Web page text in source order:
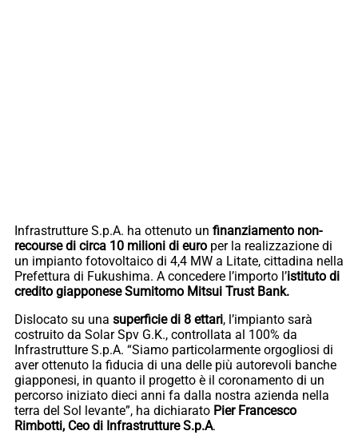
Infrastrutture S.p.A. ha ottenuto un finanziamento non-
recourse di circa 10 milioni di euro per la realizzazione di
un impianto fotovoltaico di 4,4 MW a Litate, cittadina nella
Prefettura di Fukushima. A concedere l’importo l’istituto di
credito giapponese Sumitomo Mitsui Trust Bank.
Dislocato su una superficie di 8 ettari, l’impianto sarà
costruito da Solar Spv G.K., controllata al 100% da
Infrastrutture S.p.A. “Siamo particolarmente orgogliosi di
aver ottenuto la fiducia di una delle più autorevoli banche
giapponesi, in quanto il progetto è il coronamento di un
percorso iniziato dieci anni fa dalla nostra azienda nella
terra del Sol levante”, ha dichiarato Pier Francesco
Rimbotti, Ceo di Infrastrutture S.p.A.